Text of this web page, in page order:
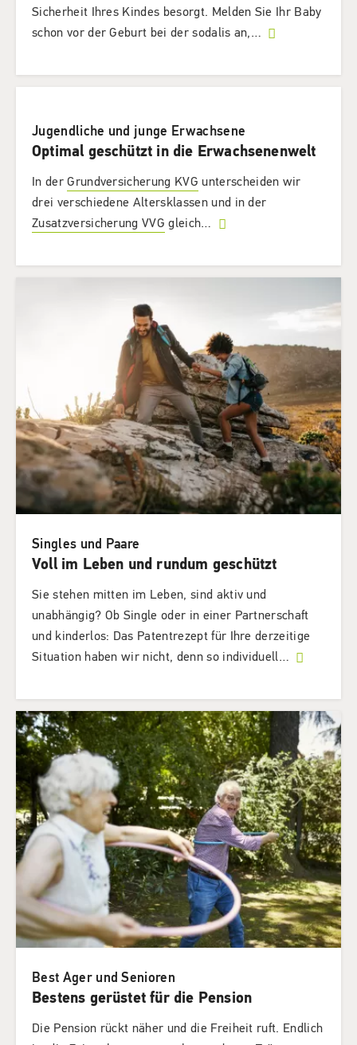
Sicherheit Ihres Kindes besorgt. Melden Sie Ihr Baby
schon vor der Geburt bei der sodalis an,…
Optimal geschützt in die Erwachsenenwelt
Jugendliche und junge Erwachsene
In derGrundversicherung KVG unterscheiden wir
drei verschiedene Altersklassen und in der
Zusatzversicherung VVG gleich…
Voll im Leben und rundum geschützt
Singles und Paare
Sie stehen mitten im Leben, sind aktiv und
unabhängig? Ob Single oder in einer Partnerschaft
und kinderlos: Das Patentrezept für Ihre derzeitige
Situation haben wir nicht, denn so individuell…
Bestens gerüstet für die Pension
Best Ager und Senioren
Die Pension rückt näher und die Freiheit ruft. Endlich